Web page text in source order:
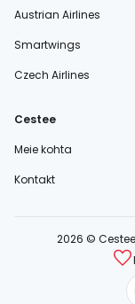
Austrian Airlines
Smartwings
Czech Airlines
Cestee
Meie kohta
Kontakt
2026 ©